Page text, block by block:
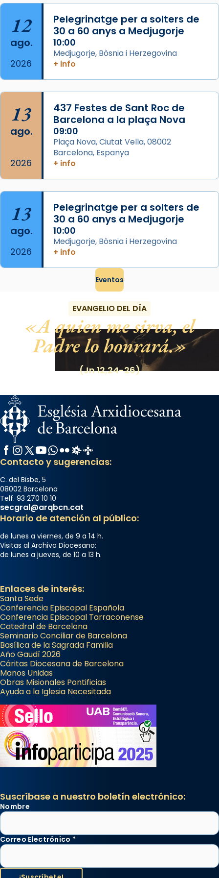
Acompanyant la història de sant Cugat, a
partir de l’Edat Mitjana sorgeix la tradició
que les santes Juliana (“relatiu a Júlia”) i
Semproniana (“relatiu a Semprònia =
eterna”) són deixebles seves. I l’any 1667, el
frare Joan Gaspar Roig, afirma en una obra
que les santes són filles de l’antiga Iluro.
Mataró en reivindicarà les relíq
View on Facebook · Share
12
ago.
2026
Pelegrinatge per a solters de
30 a 60 anys a Medjugorje
10:00
Medjugorje, Bòsnia i Herzegovina
+ info
13
ago.
2026
437 Festes de Sant Roc de
Barcelona a la plaça Nova
09:00
Plaça Nova, Ciutat Vella, 08002
Barcelona, Espanya
+ info
13
ago.
2026
Pelegrinatge per a solters de
30 a 60 anys a Medjugorje
10:00
Medjugorje, Bòsnia i Herzegovina
+ info
Eventos
EVANGELIO DEL DÍA
A quien me sirva, el
Padre lo honrará.
(Jn 12,24-26)
Facebook
Instagram
X / Twitter
YouTube
WhatsApp
FlickrRadio Estel
Catalunya Cristiana
Contacto y sugerencias:
C. del Bisbe, 5
08002 Barcelona
Telf. 93 270 10 10
secgral@arqbcn.cat
Horario de atención al público:
de lunes a viernes, de 9 a 14 h.
Visitas al Archivo Diocesano:
de lunes a jueves, de 10 a 13 h.
Enlaces de interés:
Santa Sede
Conferencia Episcopal Española
Conferencia Episcopal Tarraconense
Catedral de Barcelona
Seminario Conciliar de Barcelona
Basílica de la Sagrada Familia
Año Gaudí 2026
Cáritas Diocesana de Barcelona
Manos Unidas
Obras Misionales Pontificias
Ayuda a la Iglesia Necesitada
Suscríbase a nuestro boletín electrónico:
Nombre
Correo Electrónico *